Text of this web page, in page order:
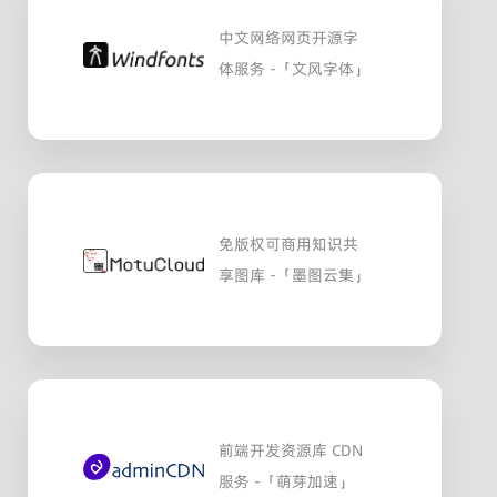
中文网络网页开源字
体服务 -「文风字体」
免版权可商用知识共
享图库 -「墨图云集」
前端开发资源库 CDN
服务 -「萌芽加速」